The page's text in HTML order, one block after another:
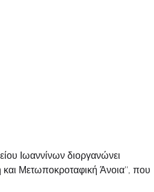
Ιωαννίνων διοργανώνει
Μετωποκροταφική Άνοια″, που